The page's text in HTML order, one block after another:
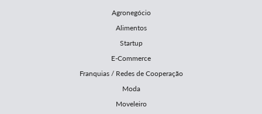
Agronegócio
Alimentos
Startup
E-Commerce
Franquias / Redes de Cooperação
Moda
Moveleiro